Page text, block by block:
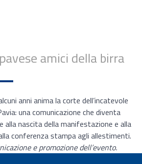
amici della birra
anni anima la corte dell’incatevole
una comunicazione che diventa
alla nascita della manifestazione e alla
conferenza stampa agli allestimenti.
e promozione dell’evento.